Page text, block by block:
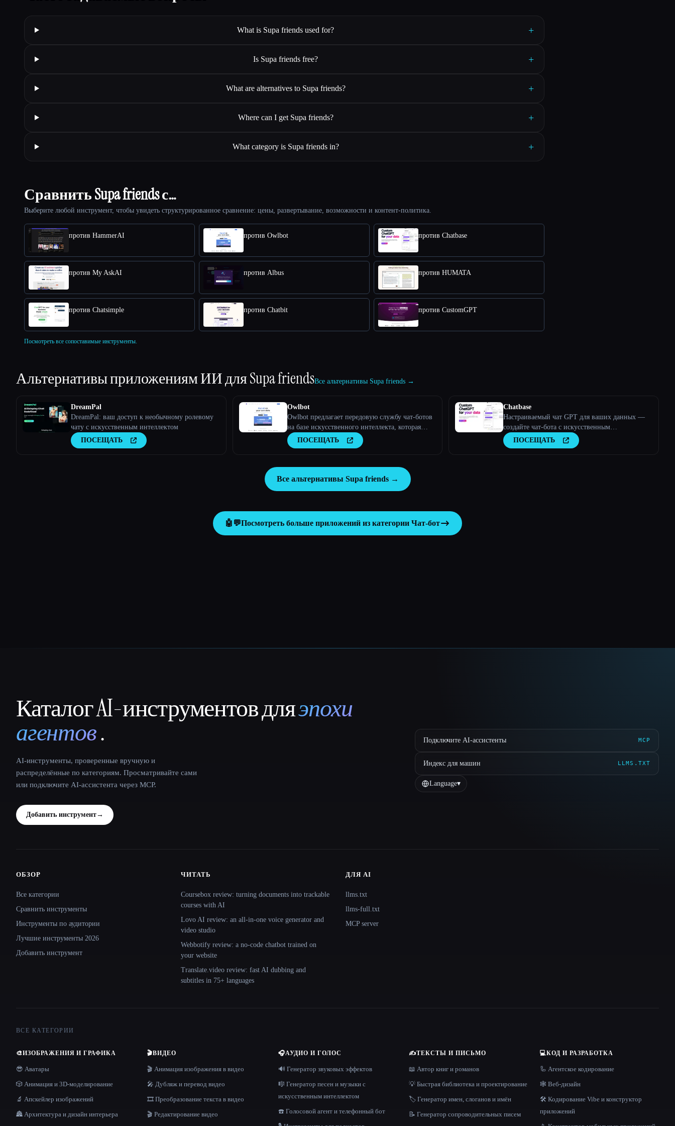
What is Supa friends used for? +
Is Supa friends free? +
What are alternatives to Supa friends? +
Where can I get Supa friends? +
What category is Supa friends in? +
Сравнить Supa friends с…
Выберите любой инструмент, чтобы увидеть структурированное сравнение: цены, развертывание, возможности и контент-политика.
против HammerAI против Owlbot против Chatbase
против My AskAI против Albus против HUMATA
против Chatsimple против Chatbit против CustomGPT
Посмотреть все сопоставимые инструменты.
Альтернативы приложениям ИИ дляSupa friendsВсе альтернативы Supa friends →
DreamPal
DreamPal: ваш доступ к необычному ролевому
чату с искусственным интеллектом
ПОСЕЩАТЬ
Owlbot
Owlbot предлагает передовую службу чат-ботов
на базе искусственного интеллекта, которая
легко интегрируется с вашими данными и
мгновенно отвечает вам, вашим клиентам или
ПОСЕЩАТЬ
Chatbase
Настраиваемый чат GPT для ваших данных —
создайте чат-бота с искусственным
интеллектом, обученного вашим данным
ПОСЕЩАТЬ
Все альтернативы Supa friends →
🤖💬Посмотреть больше приложений из категории Чат-бот
That AI Collection
Каталог AI-инструментов дляэпохи
агентов.
AI-инструменты, проверенные вручную и
распределённые по категориям. Просматривайте сами
или подключите AI-ассистента через MCP.
Добавить инструмент→
Подключите AI-ассистенты MCP
Индекс для машин LLMS.TXT
Language▾
Site navigation
ОБЗОР
Все категории
Сравнить инструменты
Инструменты по аудитории
Лучшие инструменты 2026
Добавить инструмент
ЧИТАТЬ
Coursebox review: turning documents into trackable
courses with AI
Lovo AI review: an all-in-one voice generator and
video studio
Webbotify review: a no-code chatbot trained on
your website
Translate.video review: fast AI dubbing and
subtitles in 75+ languages
ДЛЯ AI
llms.txt
llms-full.txt
MCP server
ВСЕ КАТЕГОРИИ
🎨ИЗОБРАЖЕНИЯ И ГРАФИКА
😎 Аватары
🎲 Анимация и 3D-моделирование
🔬 Апскейлер изображений
🏯 Архитектура и дизайн интерьера
🎬ВИДЕО
🎬 Анимация изображения в видео
🎤 Дубляж и перевод видео
🎞️ Преобразование текста в видео
🎬 Редактирование видео
🎧АУДИО И ГОЛОС
🔊 Генератор звуковых эффектов
🎼 Генератор песен и музыки с
искусственным интеллектом
☎️ Голосовой агент и телефонный бот
✍️ТЕКСТЫ И ПИСЬМО
📖 Автор книг и романов
💡 Быстрая библиотека и проектирование
🏷️ Генератор имен, слоганов и имён
📝 Генератор сопроводительных писем
💻КОД И РАЗРАБОТКА
🦾 Агентское кодирование
🕸 Веб-дизайн
🛠️ Кодирование Vibe и конструктор
приложений